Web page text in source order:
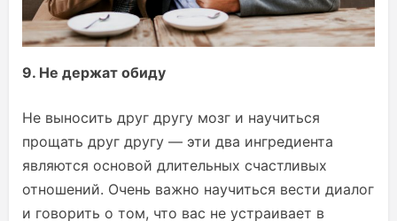
9. Не держат обиду
Не выносить друг другу мозг и научиться
прощать друг другу — эти два ингредиента
являются основой длительных счастливых
отношений. Очень важно научиться вести диалог
и говорить о том, что вас не устраивает в